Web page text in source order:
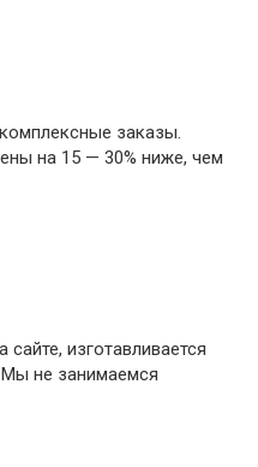
заказы.
на 15 — 30% ниже, чем
изготавливается
не занимаемся